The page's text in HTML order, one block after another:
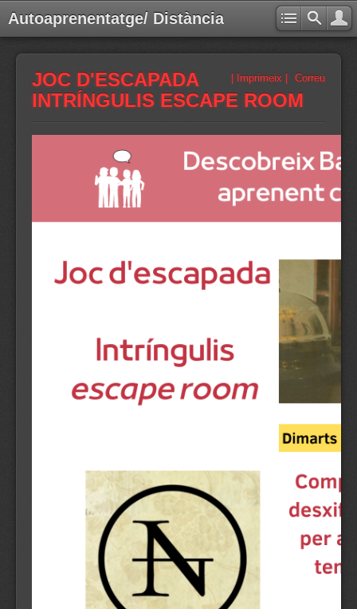
Autoaprenentatge/ Distància
Correu
| Imprimeix |
JOC D'ESCAPADA
INTRÍNGULIS ESCAPE ROOM